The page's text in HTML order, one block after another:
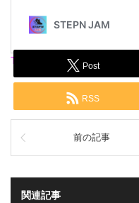
Tweets by JapanFanStepn
Post
RSS
前の記事
関連記事